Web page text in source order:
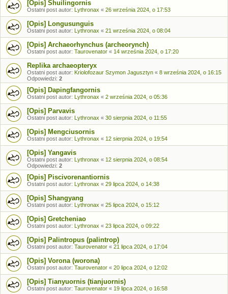
[Opis] Shuilingornis
Ostatni post autor: Lythronax « 26 września 2024, o 17:53
[Opis] Longusunguis
Ostatni post autor: Lythronax « 21 września 2024, o 08:04
[Opis] Archaeorhynchus (archeorynch)
Ostatni post autor: Taurovenator « 14 września 2024, o 17:20
Replika archaeopteryx
Ostatni post autor: Kriolofozaur Szymon Jagusztyn « 8 września 2024, o 16:15
Odpowiedzi: 2
[Opis] Dapingfangornis
Ostatni post autor: Lythronax « 2 września 2024, o 05:36
[Opis] Parvavis
Ostatni post autor: Lythronax « 30 sierpnia 2024, o 11:55
[Opis] Mengciusornis
Ostatni post autor: Lythronax « 12 sierpnia 2024, o 19:54
[Opis] Yangavis
Ostatni post autor: Lythronax « 12 sierpnia 2024, o 08:54
Odpowiedzi: 2
[Opis] Piscivorenantiornis
Ostatni post autor: Lythronax « 29 lipca 2024, o 14:38
[Opis] Shangyang
Ostatni post autor: Lythronax « 25 lipca 2024, o 15:12
[Opis] Gretcheniao
Ostatni post autor: Lythronax « 23 lipca 2024, o 09:22
[Opis] Palintropus (palintrop)
Ostatni post autor: Taurovenator « 21 lipca 2024, o 17:04
[Opis] Vorona (worona)
Ostatni post autor: Taurovenator « 20 lipca 2024, o 12:02
[Opis] Tianyuornis (tianjuornis)
Ostatni post autor: Taurovenator « 19 lipca 2024, o 16:58